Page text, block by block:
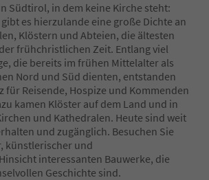
Südtirol, in dem keine Kirche steht:
es hierzulande eine große Dichte an
Klöstern und Abteien, die ältesten
frühchristlichen Zeit. Entlang viel
die bereits im frühen Mittelalter als
Nord und Süd dienten, entstanden
für Reisende, Hospize und Kommenden
kamen Klöster auf dem Land und in
und Kathedralen. Heute sind weit
und zugänglich. Besuchen Sie
künstlerischer und
interessanten Bauwerke, die
Geschichte sind.